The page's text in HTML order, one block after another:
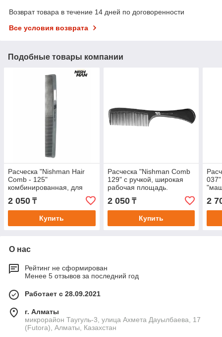
Возврат товара в течение 14 дней по договоренности
Все условия возврата
Подобные товары компании
Расческа "Nishman Hair
Comb - 125"
комбинированная, для
стрижки волос.
2 050 ₸
Купить
Расческа "Nishman Comb
129" с ручкой, широкая
рабочая площадь.
2 050₸
Купить
037"
2
О нас
Рейтинг не сформирован
Менее 5 отзывов за последний год
Работает с 28.09.2021
г. Алматы
микрорайон Таугуль-3, улица Ахмета Дауылбаева, 17
(Futora), Алматы, Казахстан